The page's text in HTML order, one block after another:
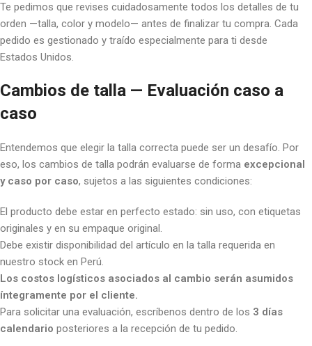
Te pedimos que revises cuidadosamente todos los detalles de tu
orden —talla, color y modelo— antes de finalizar tu compra. Cada
pedido es gestionado y traído especialmente para ti desde
Estados Unidos.
Cambios de talla — Evaluación caso a
caso
Entendemos que elegir la talla correcta puede ser un desafío. Por
eso, los cambios de talla podrán evaluarse de forma excepcional
y caso por caso, sujetos a las siguientes condiciones:
El producto debe estar en perfecto estado: sin uso, con etiquetas
originales y en su empaque original.
Debe existir disponibilidad del artículo en la talla requerida en
nuestro stock en Perú.
Los costos logísticos asociados al cambio serán asumidos
íntegramente por el cliente.
Para solicitar una evaluación, escríbenos dentro de los 3 días
calendario posteriores a la recepción de tu pedido.